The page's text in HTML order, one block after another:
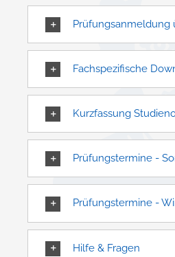
Prüfungsanmeldung
Fachspezifische
Kurzfassung
Prüfungstermine -
Prüfungstermine -
Hilfe & Fragen